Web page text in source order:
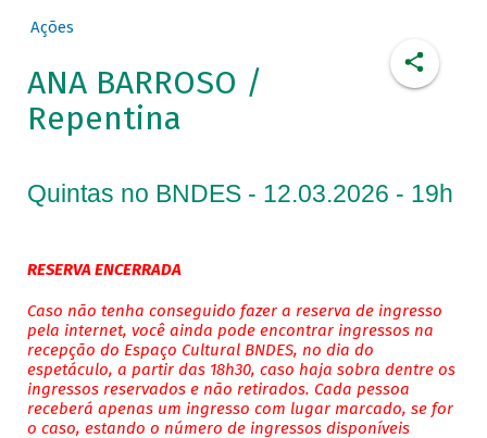
Ações
ANA BARROSO /
Repentina
Quintas no BNDES - 12.03.2026 - 19h
RESERVA ENCERRADA
Caso não tenha conseguido fazer a reserva de ingresso
pela internet, você ainda pode encontrar ingressos na
recepção do Espaço Cultural BNDES, no dia do
espetáculo, a partir das 18h30, caso haja sobra dentre os
ingressos reservados e não retirados. Cada pessoa
receberá apenas um ingresso com lugar marcado, se for
o caso, estando o número de ingressos disponíveis